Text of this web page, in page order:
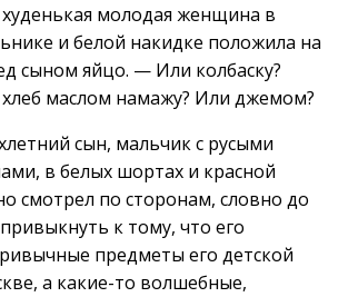
худенькая молодая женщина в
и белой накидке положила на
сыном яйцо. — Или колбаску?
маслом намажу? Или джемом?
сын, мальчик с русыми
в белых шортах и красной
смотрел по сторонам, словно до
к тому, что его
предметы его детской
а какие-то волшебные,